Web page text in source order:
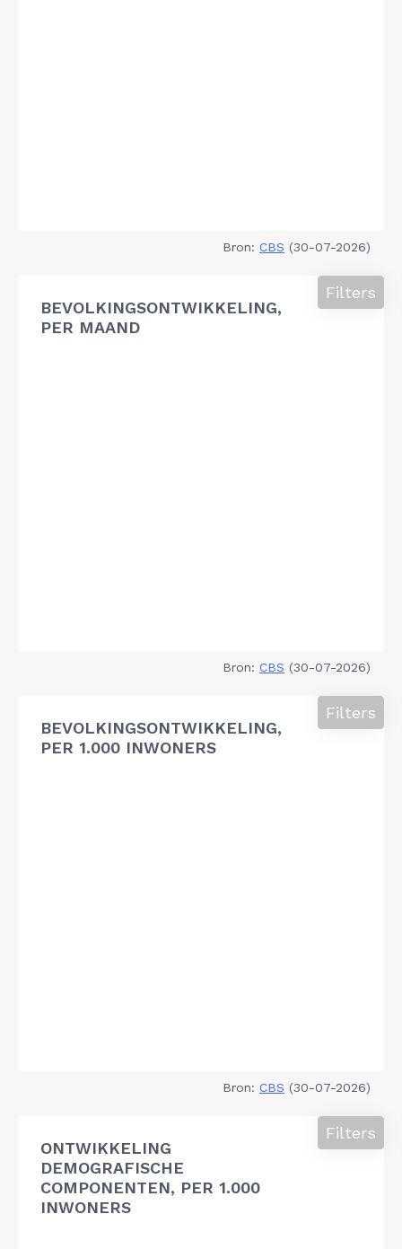
Bron: CBS (30-07-2026)
BEVOLKINGSONTWIKKELING,
PER MAAND
Filters
Bron: CBS (30-07-2026)
BEVOLKINGSONTWIKKELING,
PER 1.000 INWONERS
Filters
Bron: CBS (30-07-2026)
ONTWIKKELING
DEMOGRAFISCHE
COMPONENTEN, PER 1.000
INWONERS
Filters